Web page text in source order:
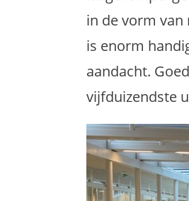
in de vorm
is enorm
aandacht.
vijfduizendste